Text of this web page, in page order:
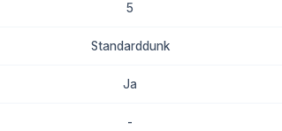
5
Standarddunk
Ja
-